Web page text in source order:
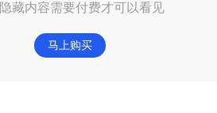
隐藏内容需要付费才可以看见
马上购买